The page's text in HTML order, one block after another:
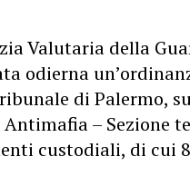
Valutaria della
odierna
di Palermo,
– Sezione
custodiali, di cui